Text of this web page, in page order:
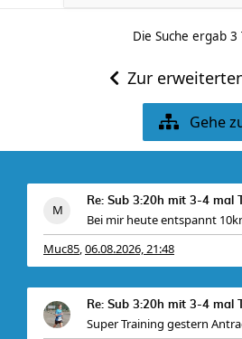
Die Suche ergab
Zur
Gehe
Bei mir heute entspannt
Muc85,06.08.2026, 21:48
Super Training gestern